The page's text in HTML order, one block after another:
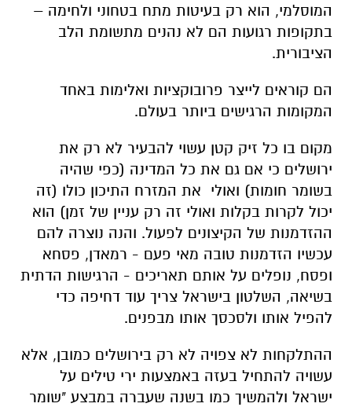
המוסלמי, הוא רק בעיטות מתח בטחוני ולחימה –
בתקופות רגועות הם לא נהנים מתשומת הלב
הציבורית.
הם קוראים לייצר פרובוקציות ואלימות באחד
המקומות הרגישים ביותר בעולם.
מקום בו כל זיק קטן עשוי להבעיר לא רק את
ירושלים כי אם גם את כל המדינה (כפי שהיה
בשומר חומות) ואולי את המזרח התיכון כולו (זה
יכול לקרות בקלות ואולי זה רק עניין של זמן) הוא
ההזדמנות של הקיצונים לפעול. והנה נוצרה להם
עכשיו הזדמנות טובה מאי פעם - רמאדן, פסחא
ופסח, נופלים על אותם תאריכים - הרגישות הדתית
בשיאה, השלטון בישראל צריך עוד דחיפה כדי
להפיל אותו ולסכסך אותו מבפנים.
ההתלקחות לא צפויה לא רק בירושלים כמובן, אלא
עשויה להתחיל בעזה באמצעות ירי טילים על
ישראל ולהמשיך כמו בשנה שעברה במבצע "שומר